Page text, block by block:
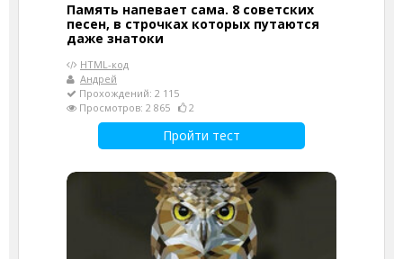
Память напевает сама. 8 советских
песен, в строчках которых путаются
даже знатоки
HTML-код
Андрей
Прохождений: 2 115
Просмотров: 2 865
2
Пройти тест